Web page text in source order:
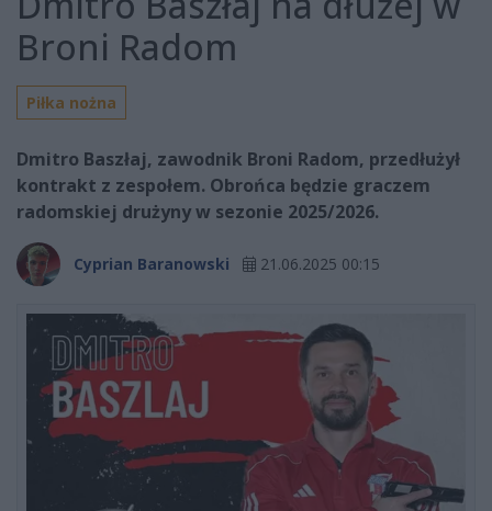
Broni Radom
Piłka nożna
Dmitro Baszłaj, zawodnik Broni Radom, przedłużył
kontrakt z zespołem. Obrońca będzie graczem
radomskiej drużyny w sezonie 2025/2026.
Cyprian Baranowski 21.06.2025 00:15